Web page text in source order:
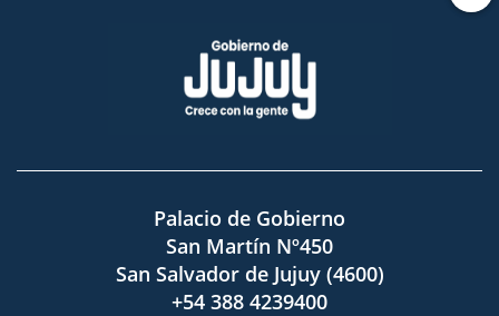
Palacio de Gobierno
San Martín Nº450
San Salvador de Jujuy (4600)
+54 388 4239400